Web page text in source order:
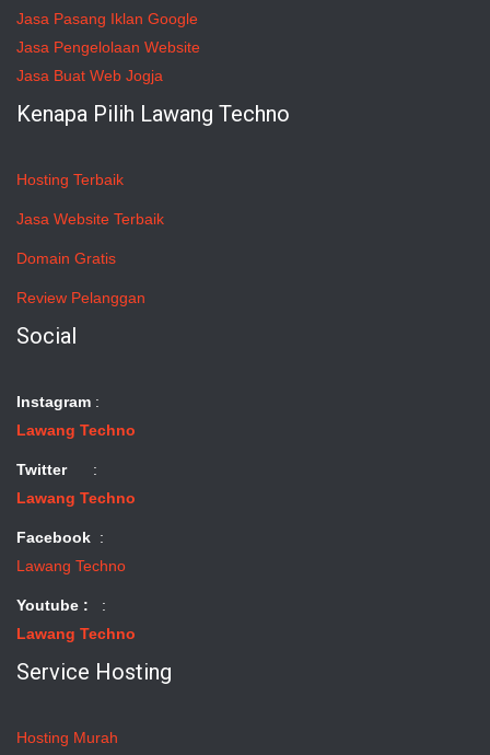
Jasa Pasang Iklan Google
Jasa Pengelolaan Website
Jasa Buat Web Jogja
Kenapa Pilih Lawang Techno
Hosting Terbaik
Jasa Website Terbaik
Domain Gratis
Review Pelanggan
Social
Instagram :
Lawang Techno
Twitter:
Lawang Techno
Facebook :
Lawang Techno
Youtube :
:
Lawang Techno
Service Hosting
Hosting Murah